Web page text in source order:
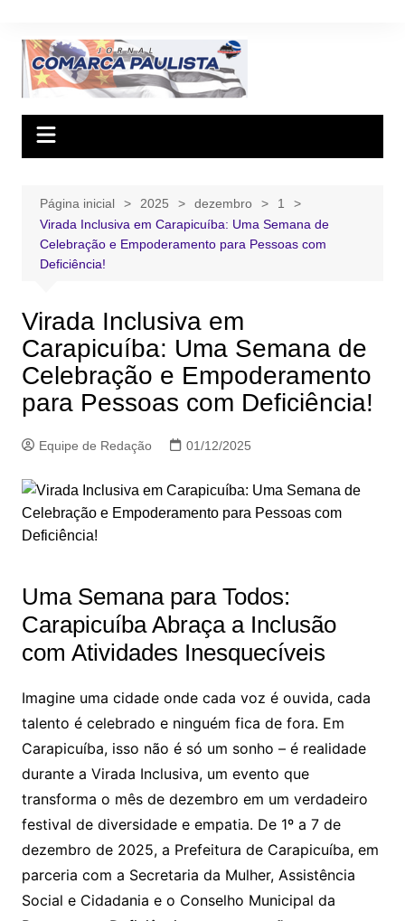
conteúdo
Página inicial 2025 dezembro
1
Virada Inclusiva em Carapicuíba: Uma Semana de
Celebração e Empoderamento para Pessoas com
Deficiência!
Virada Inclusiva em
Carapicuíba: Uma Semana de
Celebração e Empoderamento
para Pessoas com Deficiência!
Equipe de Redação 01/12/2025
Uma Semana para Todos:
Carapicuíba Abraça a Inclusão
com Atividades Inesquecíveis
Imagine uma cidade onde cada voz é ouvida, cada
talento é celebrado e ninguém fica de fora. Em
Carapicuíba, isso não é só um sonho – é realidade
durante a Virada Inclusiva, um evento que
transforma o mês de dezembro em um verdadeiro
festival de diversidade e empatia. De 1º a 7 de
dezembro de 2025, a Prefeitura de Carapicuíba, em
parceria com a Secretaria da Mulher, Assistência
Social e Cidadania e o Conselho Municipal da